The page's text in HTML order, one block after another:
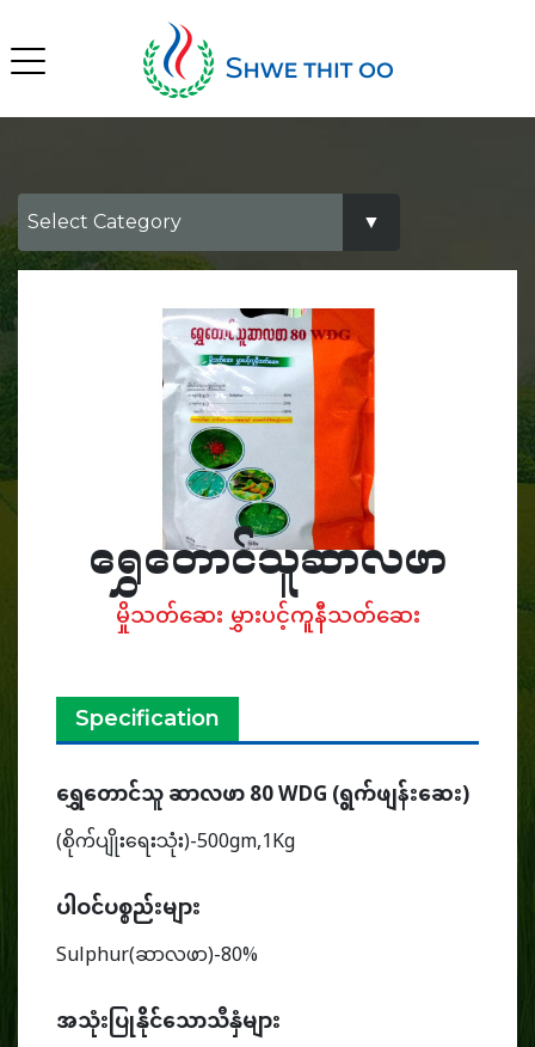
ရွှေတောင်သူဆာလဖာ
မှိုသတ်ဆေး မွှားပင့်ကူနီသတ်ဆေး
Specification
ရွှေတောင်သူ ဆာလဖာ 80 WDG (ရွက်ဖျန်းဆေး)
(စိုက်ပျိုးရေးသုံး)-500gm,1Kg
ပါဝင်ပစ္စည်းများ
Sulphur(ဆာလဖာ)-80%
အသုံးပြုနိုင်သောသီနှံများ